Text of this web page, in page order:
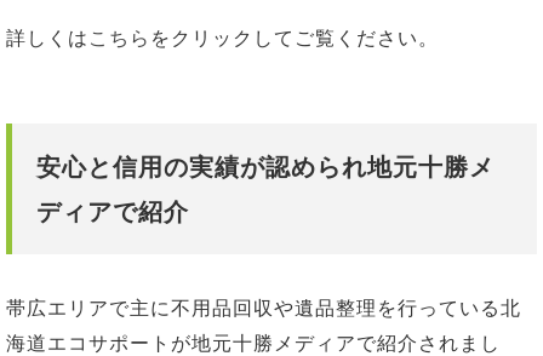
詳しくは こちら をクリックしてご覧ください。
安心と信用の実績が認められ地元十勝メ
ディアで紹介
帯広エリアで主に不用品回収や遺品整理を行っている北
海道エコサポートが地元十勝メディアで紹介されまし